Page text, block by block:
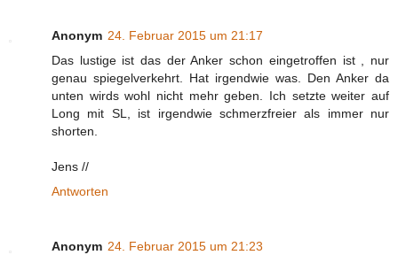
Anonym 24. Februar 2015 um 21:17
Das lustige ist das der Anker schon eingetroffen ist , nur
genau spiegelverkehrt. Hat irgendwie was. Den Anker da
unten wirds wohl nicht mehr geben. Ich setzte weiter auf
Long mit SL, ist irgendwie schmerzfreier als immer nur
shorten.
Jens //
Antworten
Anonym 24. Februar 2015 um 21:23